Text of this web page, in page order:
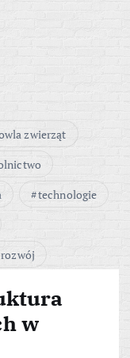
zwierząt
technologie
w